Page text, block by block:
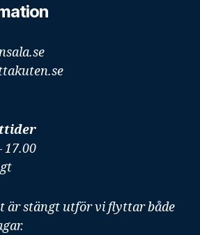
17.00
är stängt utför vi flyttar både